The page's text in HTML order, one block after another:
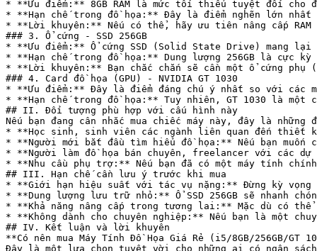
* **Ưu điểm:** 8GB RAM là mức tối thiểu tuyệt đối cho
* **Hạn chế trong đồ họa:** Đây là điểm nghẽn lớn
* **Lời khuyên:** Nếu có thể, hãy ưu tiên nâng cấp
### 3. Ổ cứng - SSD 256GB
* **Ưu điểm:** Ổ cứng SSD (Solid State Drive) mang
* **Hạn chế trong đồ họa:** Dung lượng 256GB là cực
* **Lời khuyên:** Bạn chắc chắn sẽ cần một ổ cứng
### 4. Card đồ họa (GPU) - NVIDIA GT 1030
* **Ưu điểm:** Đây là điểm đáng chú ý nhất so với các
* **Hạn chế trong đồ họa:** Tuy nhiên, GT 1030 là một
## II. Đối tượng phù hợp với cấu hình này
Nếu bạn đang cân nhắc mua chiếc máy này, đây là
* **Học sinh, sinh viên các ngành liên quan đến thiết
* **Người mới bắt đầu tìm hiểu đồ họa:** Nếu bạn muốn
* **Người làm đồ họa bán chuyên, freelancer với các
* **Nhu cầu phụ trợ:** Nếu bạn đã có một máy tính
## III. Hạn chế cần lưu ý trước khi mua
* **Giới hạn hiệu suất với tác vụ nặng:** Đừng kỳ vọng
* **Dung lượng lưu trữ nhỏ:** Ổ SSD 256GB sẽ nhanh
* **Khả năng nâng cấp trong tương lai:** Mặc dù có thể
* **Không dành cho chuyên nghiệp:** Nếu bạn là một
## IV. Kết luận và lời khuyên
**Có nên mua Máy Tính Đồ Họa Giá Rẻ (i5/8GB/
Đây là một lựa chọn tuyệt vời cho những ai có ngân